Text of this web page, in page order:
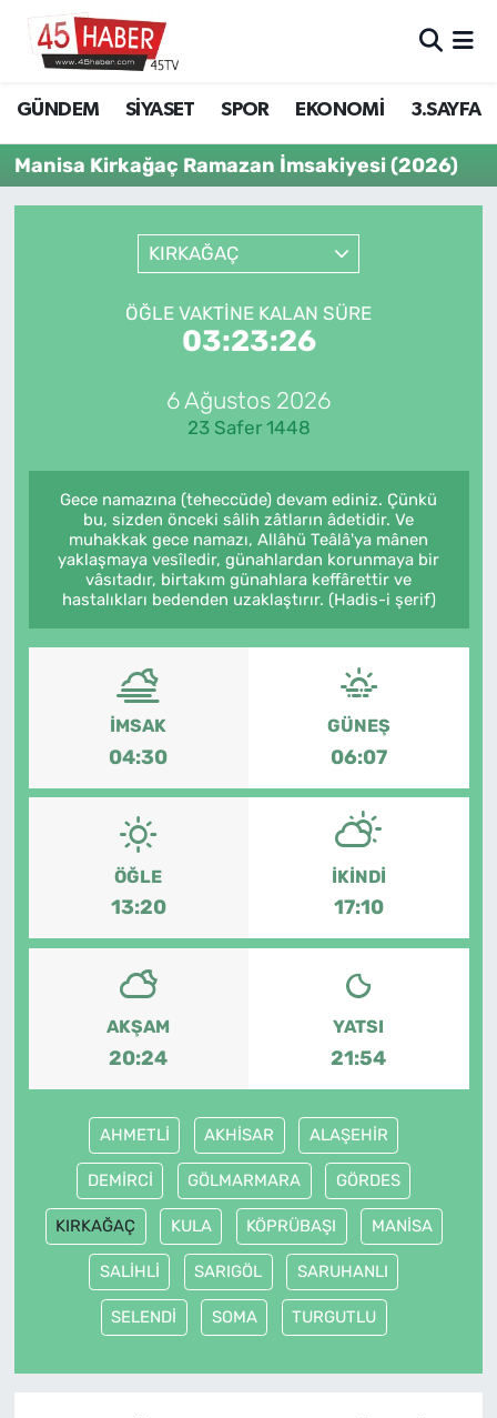
GÜNDEM SİYASET SPOR EKONOMİ 3.SAYFA
Manisa Kirkağaç Ramazan İmsakiyesi (2026)
KIRKAĞAÇ
ÖĞLE VAKTINE KALAN SÜRE
03:23:26
6 Ağustos 2026
23 Safer 1448
Gece namazına (teheccüde) devam ediniz. Çünkü
bu, sizden önceki sâlih zâtların âdetidir. Ve
muhakkak gece namazı, Allâhü Teâlâ'ya mânen
yaklaşmaya vesîledir, günahlardan korunmaya bir
vâsıtadır, birtakım günahlara keffârettir ve
hastalıkları bedenden uzaklaştırır. (Hadis-i şerif)
İMSAK
04:30
GÜNEŞ
06:07
ÖĞLE
13:20
İKINDI
17:10
AKŞAM
20:24
YATSI
21:54
AHMETLİ AKHİSAR ALAŞEHİR
DEMİRCİ GÖLMARMARA GÖRDES
KIRKAĞAÇ KULA KÖPRÜBAŞI MANİSA
SALİHLİ SARIGÖL SARUHANLI
SELENDİ SOMA TURGUTLU
SİYASET
3.SAYFA
MAGAZİN
Manisa Hava Durumu
Manisa Trafik Yoğunluk Haritası
Süper Lig Puan Durumu ve Fikstür
Son Dakika Haberleri